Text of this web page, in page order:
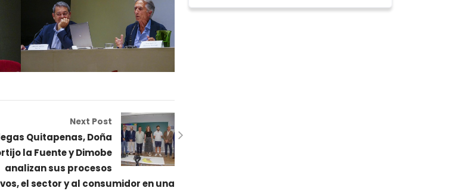
Next Post
Quitapenas, Doña
la Fuente y Dimobe
analizan sus procesos
el sector y al consumidor en una